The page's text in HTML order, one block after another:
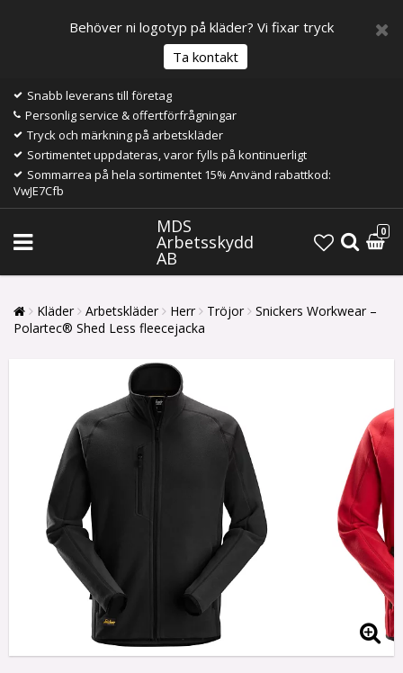
Behöver ni logotyp på kläder? Vi fixar tryck
Ta kontakt
Snabb leverans till företag
Personlig service & offertförfrågningar
Tryck och märkning på arbetskläder
Sortimentet uppdateras, varor fylls på kontinuerligt
Sommarrea på hela sortimentet 15% Använd rabattkod:
VwJE7Cfb
MDS
Arbetsskydd
AB
0
Kläder Arbetskläder Herr Tröjor
Snickers Workwear –
Polartec® Shed Less fleecejacka